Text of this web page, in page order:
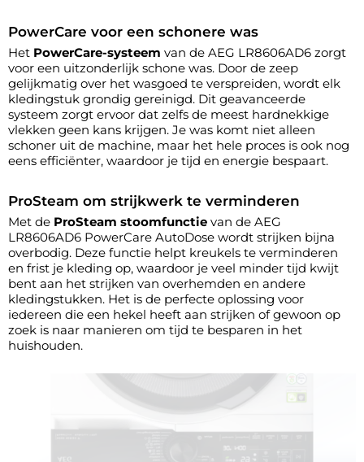
PowerCare voor een schonere was
Het PowerCare-systeem van de AEG LR8606AD6 zorgt
voor een uitzonderlijk schone was. Door de zeep
gelijkmatig over het wasgoed te verspreiden, wordt elk
kledingstuk grondig gereinigd. Dit geavanceerde
systeem zorgt ervoor dat zelfs de meest hardnekkige
vlekken geen kans krijgen. Je was komt niet alleen
schoner uit de machine, maar het hele proces is ook nog
eens efficiënter, waardoor je tijd en energie bespaart.
ProSteam om strijkwerk te verminderen
Met de ProSteam stoomfunctie van de AEG
LR8606AD6 PowerCare AutoDose wordt strijken bijna
overbodig. Deze functie helpt kreukels te verminderen
en frist je kleding op, waardoor je veel minder tijd kwijt
bent aan het strijken van overhemden en andere
kledingstukken. Het is de perfecte oplossing voor
iedereen die een hekel heeft aan strijken of gewoon op
zoek is naar manieren om tijd te besparen in het
huishouden.